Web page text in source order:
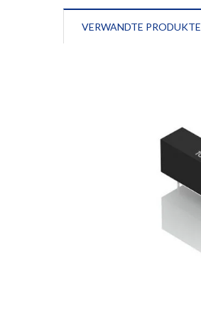
VERWANDTE PRODUKTE